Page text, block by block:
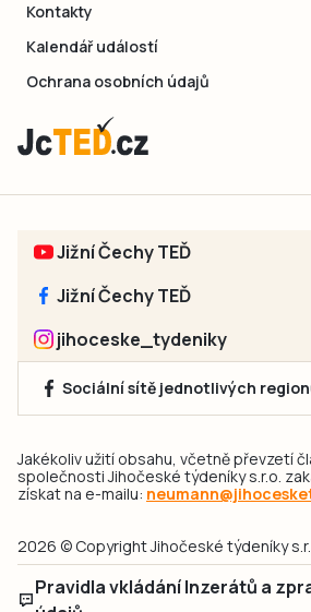
Kontakty
Kalendář událostí
Ochrana osobních údajů
Jižní Čechy TEĎ
Jižní Čechy TEĎ
jihoceske_tydeniky
Sociální sítě jednotlivých
Jakékoliv užití obsahu, včetně převzetí
společnosti Jihočeské týdeníky s.r.o.
získat na e-mailu:
2026 © Copyright Jihočeské týdeníky
Pravidla vkládání Inzerátů a